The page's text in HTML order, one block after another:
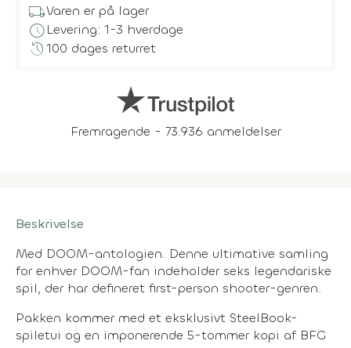
local_shippingVaren er på lager
scheduleLevering: 1-3 hverdage
history100 dages returret
Fremragende - 73.936 anmeldelser
Beskrivelse
Med DOOM-antologien. Denne ultimative samling
for enhver DOOM-fan indeholder seks legendariske
spil, der har defineret first-person shooter-genren.
Pakken kommer med et eksklusivt SteelBook-
spiletui og en imponerende 5-tommer kopi af BFG